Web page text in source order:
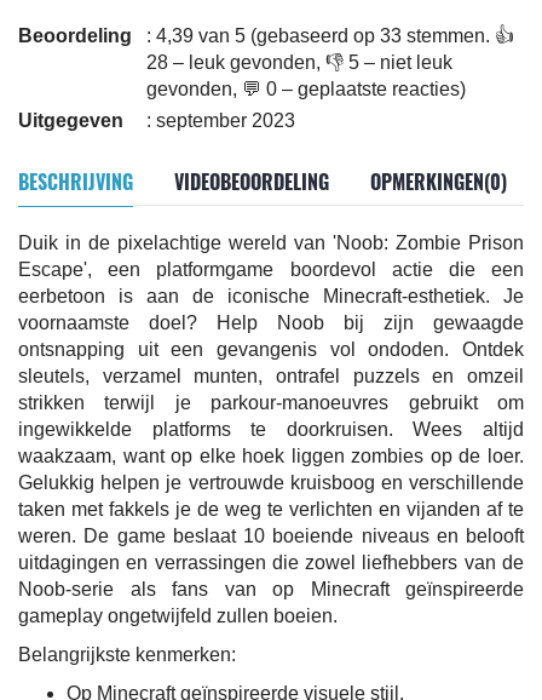
Beoordeling
: 4,39 van 5 (gebaseerd op 33 stemmen. 👍
28 – leuk gevonden, 👎 5 – niet leuk
gevonden, 💬 0 – geplaatste reacties)
Uitgegeven
: september 2023
BESCHRIJVING VIDEOBEOORDELING OPMERKINGEN(0)
Duik in de pixelachtige wereld van 'Noob: Zombie Prison
Escape', een platformgame boordevol actie die een
eerbetoon is aan de iconische Minecraft-esthetiek. Je
voornaamste doel? Help Noob bij zijn gewaagde
ontsnapping uit een gevangenis vol ondoden. Ontdek
sleutels, verzamel munten, ontrafel puzzels en omzeil
strikken terwijl je parkour-manoeuvres gebruikt om
ingewikkelde platforms te doorkruisen. Wees altijd
waakzaam, want op elke hoek liggen zombies op de loer.
Gelukkig helpen je vertrouwde kruisboog en verschillende
taken met fakkels je de weg te verlichten en vijanden af te
weren. De game beslaat 10 boeiende niveaus en belooft
uitdagingen en verrassingen die zowel liefhebbers van de
Noob-serie als fans van op Minecraft geïnspireerde
gameplay ongetwijfeld zullen boeien.
Belangrijkste kenmerken:
Op Minecraft geïnspireerde visuele stijl.